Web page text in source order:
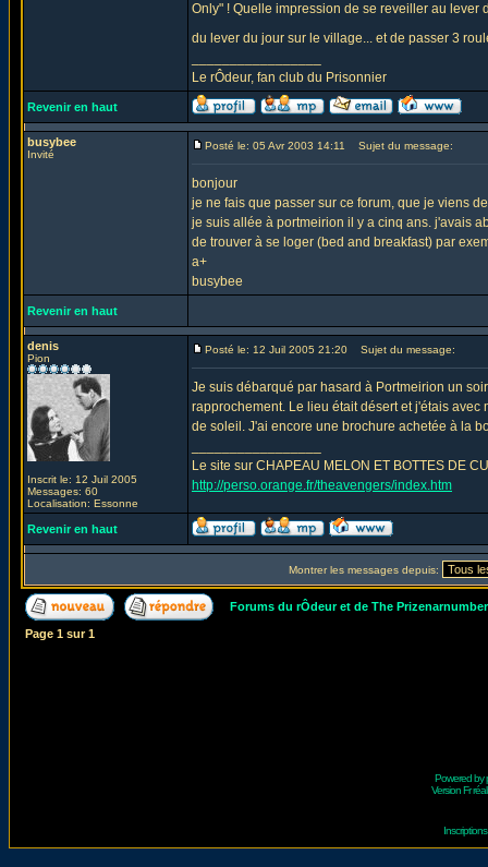
Only" ! Quelle impression de se reveiller au
du lever du jour sur le village... et de passer 3
Le rÔdeur, fan club du Prisonnier
Revenir en haut
busybee
Invité
Posté le: 05 Avr 2003 14:11 Sujet du message:
bonjour
je ne fais que passer sur ce forum, que je viens
je suis allée à portmeirion il y a cinq ans. j'avais
de trouver à se loger (bed and breakfast) par
a+
busybee
Revenir en haut
denis
Pion
Inscrit le: 12 Juil 2005
Messages: 60
Localisation: Essonne
Posté le: 12 Juil 2005 21:20 Sujet du message:
Je suis débarqué par hasard à Portmeirion un
rapprochement. Le lieu était désert et j'étais
de soleil. J'ai encore une brochure achetée à la
Le site sur CHAPEAU MELON ET BOTTES DE
http://perso.orange.fr/theavengers/index.htm
Revenir en haut
Montrer les messages depuis:
Forums du rÔdeur et de The
Page 1 sur1
Powered by
Version Fr